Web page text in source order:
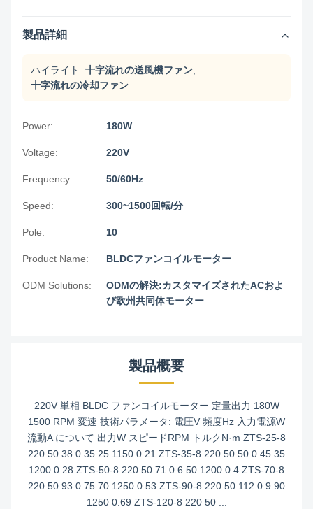
製品詳細
ハイライト: 十字流れの送風機ファン,
十字流れの冷却ファン
Power: 180W
Voltage: 220V
Frequency: 50/60Hz
Speed: 300~1500回転/分
Pole: 10
Product Name: BLDCファンコイルモーター
ODM Solutions:
ODMの解決:カスタマイズされたACおよ
び欧州共同体モーター
製品概要
220V 単相 BLDC ファンコイルモーター 定量出力 180W
1500 RPM 変速 技術パラメータ: 電圧V 頻度Hz 入力電源W
流動A について 出力W スピードRPM トルクN·m ZTS-25-8
220 50 38 0.35 25 1150 0.21 ZTS-35-8 220 50 50 0.45 35
1200 0.28 ZTS-50-8 220 50 71 0.6 50 1200 0.4 ZTS-70-8
220 50 93 0.75 70 1250 0.53 ZTS-90-8 220 50 112 0.9 90
1250 0.69 ZTS-120-8 220 50 ...